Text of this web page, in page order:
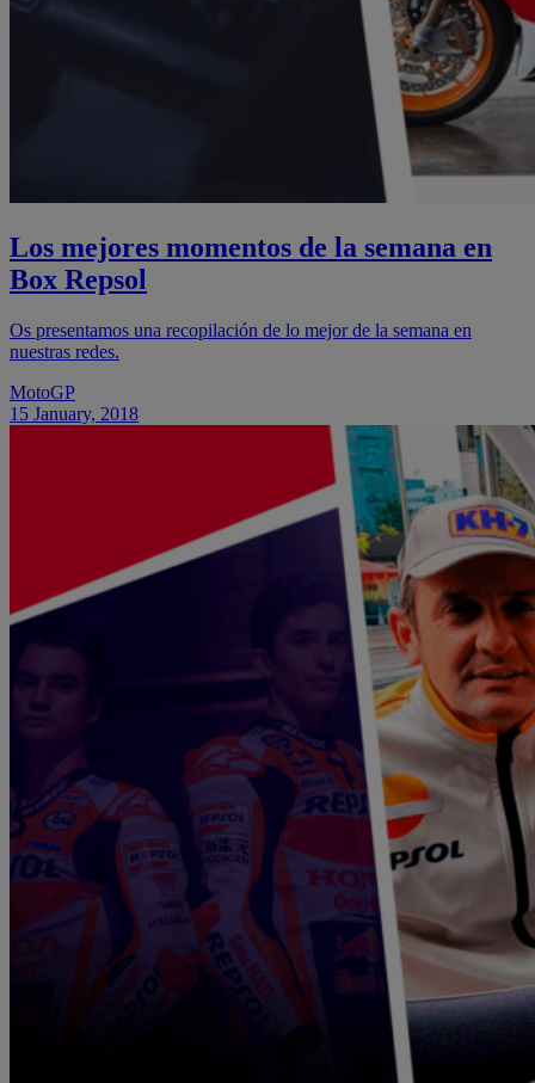
Los mejores momentos de la semana en
Box Repsol
Os presentamos una recopilación de lo mejor de la semana en
nuestras redes.
MotoGP
15 January, 2018